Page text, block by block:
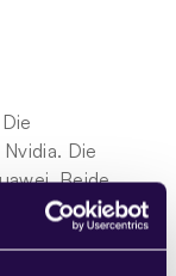
Die
Beide
eigenen